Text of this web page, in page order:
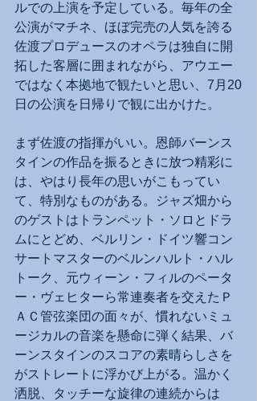
ルでの上演を予定している。毎年の全
公演がマチネ、ほぼ完売の人気を誇る
佐渡プロデュースのオペラは独自に開
拓した客層に囲まれながら、アウエー
ではなく本拠地で観たいと思い、7月20
日の公演を日帰りで観に出かけた。
まず佐渡の指揮がいい。恩師バーンス
タインの作品を振るときに放つ精彩に
は、やはり長年の思いがこもってい
て、特別なものがある。ジャズ畑から
のゲストはトランペット・ソロとドラ
ムにとどめ、ベルリン・ドイツ響コン
サートマスターのベルンハルト・ハル
トーク、元ウィーン・フィルのペータ
ー・ヴェヒターら常連奏者を交えたＰ
ＡＣ管弦楽団の面々が、慣れないミュ
ージカルの音楽を懸命に弾く結果、バ
ーンスタインのスコアの素晴らしさを
がストレートに浮かび上がる。温かく
洒脱、タッチーな旋律の連続からは